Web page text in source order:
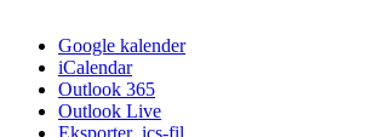
Google kalender
iCalendar
Outlook 365
Outlook Live
Eksporter .ics-fil